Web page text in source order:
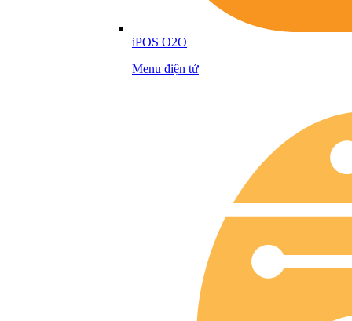
iPOS O2O
Menu điện tử